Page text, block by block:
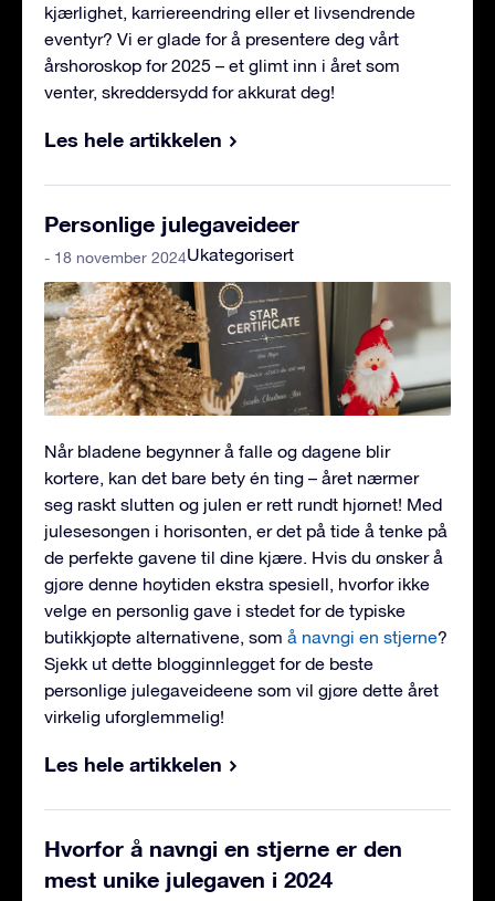
kjærlighet, karriereendring eller et livsendrende
eventyr? Vi er glade for å presentere deg vårt
årshoroskop for 2025 – et glimt inn i året som
venter, skreddersydd for akkurat deg!
Les hele artikkelen
Personlige julegaveideer
Ukategorisert
- 18 november 2024
Når bladene begynner å falle og dagene blir
kortere, kan det bare bety én ting – året nærmer
seg raskt slutten og julen er rett rundt hjørnet! Med
julesesongen i horisonten, er det på tide å tenke på
de perfekte gavene til dine kjære. Hvis du ønsker å
gjøre denne høytiden ekstra spesiell, hvorfor ikke
velge en personlig gave i stedet for de typiske
butikkjøpte alternativene, som å navngi en stjerne?
Sjekk ut dette blogginnlegget for de beste
personlige julegaveideene som vil gjøre dette året
virkelig uforglemmelig!
Les hele artikkelen
Hvorfor å navngi en stjerne er den
mest unike julegaven i 2024